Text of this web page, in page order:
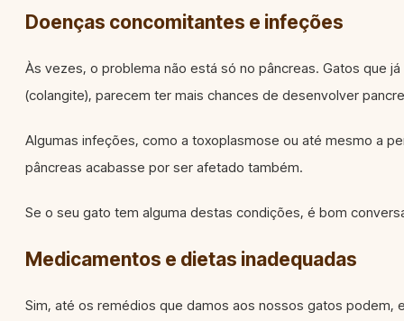
Doenças concomitantes e infeções
Às vezes, o problema não está só no pâncreas. Gatos que
(colangite), parecem ter mais chances de desenvolver
Algumas infeções, como a toxoplasmose ou até mesmo a
pâncreas acabasse por ser afetado também.
Se o seu gato tem alguma destas condições, é bom
Medicamentos e dietas inadequadas
Sim, até os remédios que damos aos nossos gatos